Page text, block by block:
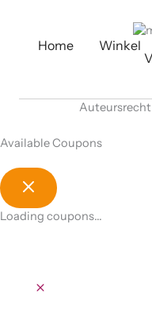
Home Winkel
Available Coupons
Loading coupons...